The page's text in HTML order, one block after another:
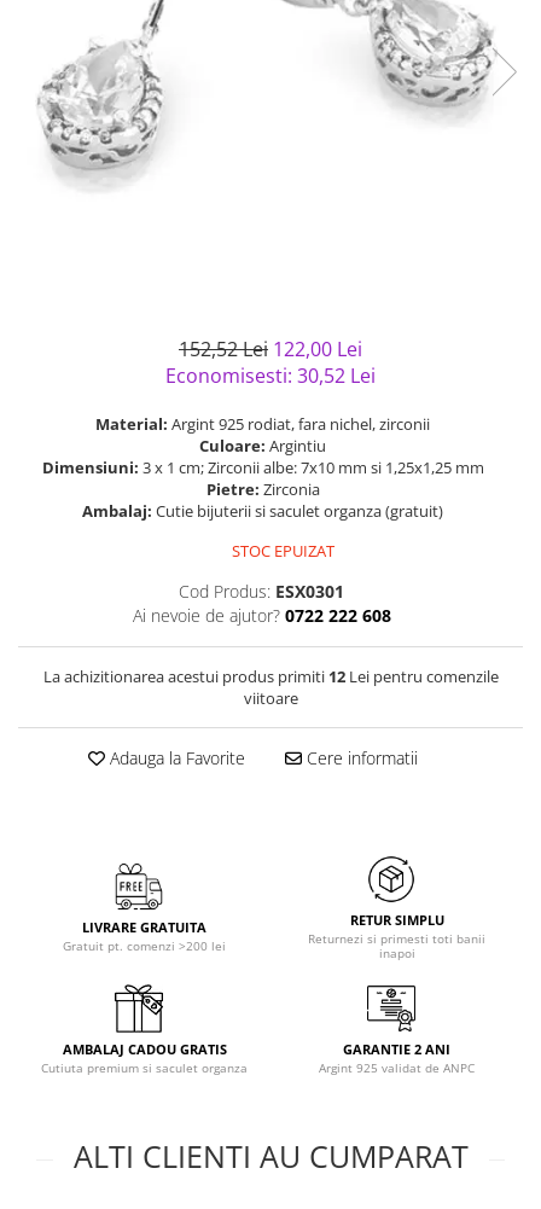
Bijuterii argint placat cu aur
Bijuterii argint cu diverse
materiale
Bijuterii argint cu murano
Bijuterii de Lux
Bijuterii gotice si rock
Bijuterii Handmade
Bijuterii fantezie
Casete si cutii de bijuterii
152,52 Lei 122,00 Lei
Economisesti: 30,52 Lei
Material: Argint 925 rodiat, fara nichel, zirconii
Culoare: Argintiu
Dimensiuni: 3 x 1 cm; Zirconii albe: 7x10 mm si 1,25x1,25 mm
Pietre: Zirconia
Ambalaj: Cutie bijuterii si saculet organza (gratuit)
STOC EPUIZAT
Cod Produs: ESX0301
Ai nevoie de ajutor? 0722 222 608
La achizitionarea acestui produs primiti 12Lei pentru comenzile
viitoare
Adauga la Favorite Cere informatii
LIVRARE GRATUITA
Gratuit pt. comenzi >200 lei
RETUR SIMPLU
Returnezi si primesti toti banii
inapoi
AMBALAJ CADOU GRATIS
Cutiuta premium si saculet organza
GARANTIE 2 ANI
Argint 925 validat de ANPC
ALTI CLIENTI AU CUMPARAT